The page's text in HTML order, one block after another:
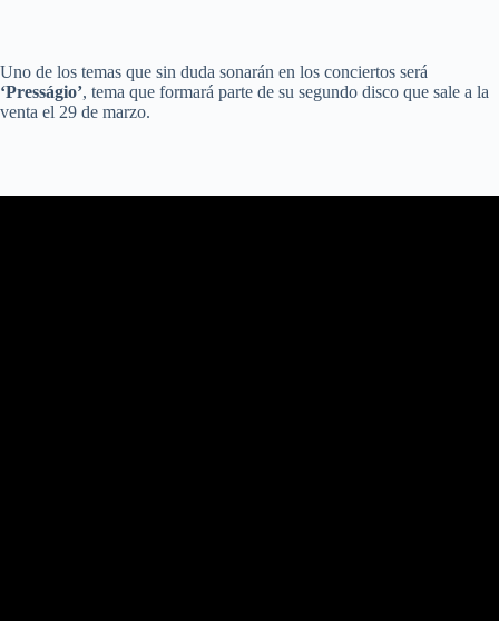
Uno de los temas que sin duda sonarán en los conciertos será
‘Presságio’, tema que formará parte de su segundo disco que sale a la
venta el 29 de marzo.